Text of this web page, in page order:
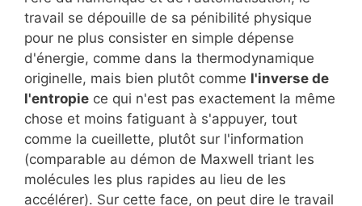
travail se dépouille de sa pénibilité physique
pour ne plus consister en simple dépense
d'énergie, comme dans la thermodynamique
originelle, mais bien plutôt comme l'inverse de
l'entropie ce qui n'est pas exactement la même
chose et moins fatiguant à s'appuyer, tout
comme la cueillette, plutôt sur l'information
(comparable au démon de Maxwell triant les
molécules les plus rapides au lieu de les
accélérer). Sur cette face, on peut dire le travail